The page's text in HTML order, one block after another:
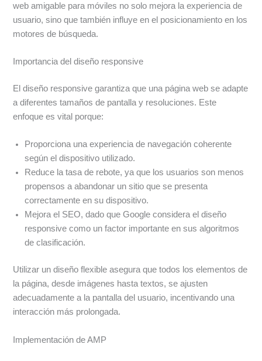
web amigable para móviles no solo mejora la experiencia de
usuario, sino que también influye en el posicionamiento en los
motores de búsqueda.
Importancia del diseño responsive
El diseño responsive garantiza que una página web se adapte
a diferentes tamaños de pantalla y resoluciones. Este
enfoque es vital porque:
Proporciona una experiencia de navegación coherente
según el dispositivo utilizado.
Reduce la tasa de rebote, ya que los usuarios son menos
propensos a abandonar un sitio que se presenta
correctamente en su dispositivo.
Mejora el SEO, dado que Google considera el diseño
responsive como un factor importante en sus algoritmos
de clasificación.
Utilizar un diseño flexible asegura que todos los elementos de
la página, desde imágenes hasta textos, se ajusten
adecuadamente a la pantalla del usuario, incentivando una
interacción más prolongada.
Implementación de AMP